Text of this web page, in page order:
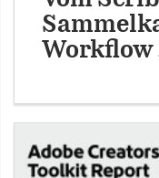
Workflow